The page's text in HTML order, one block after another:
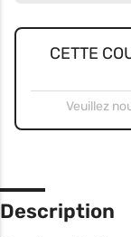
CETTE
Veuillez
Description